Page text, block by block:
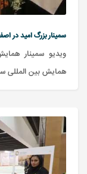
سمینار بزرگ امید در
همایش بین المللی